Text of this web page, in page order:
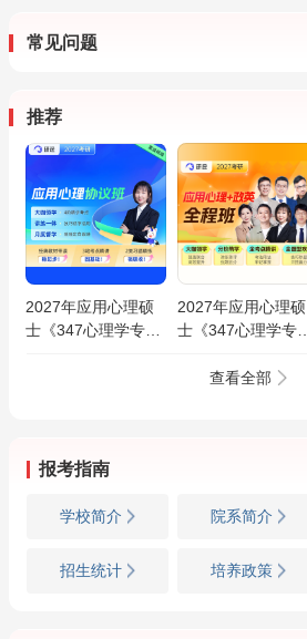
常见问题
推荐
2027年应用心理硕
士《347心理学专业
2027年应用心理硕
士《347心理学专业
查看全部
报考指南
学校简介 院系简介
招生统计 培养政策